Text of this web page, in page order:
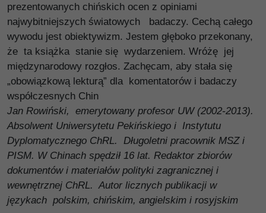
prezentowanych chińskich ocen z opiniami
najwybitniejszych światowych badaczy. Cechą całego
wywodu jest obiektywizm. Jestem głęboko przekonany,
że ta książka stanie się wydarzeniem. Wróżę jej
międzynarodowy rozgłos. Zachęcam, aby stała się
„obowiązkową lekturą” dla komentatorów i badaczy
współczesnych Chin
Jan Rowiński, emerytowany profesor UW (2002-2013).
Absolwent Uniwersytetu Pekińskiego i Instytutu
Dyplomatycznego ChRL. Długoletni pracownik MSZ i
PISM. W Chinach spędził 16 lat. Redaktor zbiorów
dokumentów i materiałów polityki zagranicznej i
wewnętrznej ChRL. Autor licznych publikacji w
językach polskim, chińskim, angielskim i rosyjskim